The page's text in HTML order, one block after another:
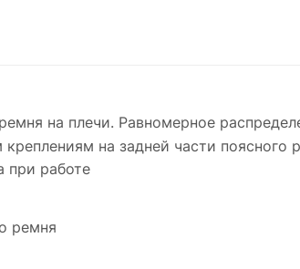
на плечи. Равномерное
на задней части поясного
при работе
ремня